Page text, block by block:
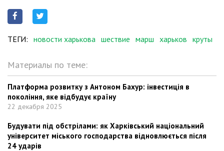
ТЕГИ: новости харькова шествие марш харьков круты
Материалы по теме:
Платформа розвитку з Антоном Бахур: інвестиція в
покоління, яке відбудує країну
22 декабря 2025
Будувати під обстрілами: як Харківський національний
університет міського господарства відновлюється після
24 ударів